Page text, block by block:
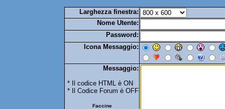
Larghezza finestra:
Nome Utente:
Password:
Icona Messaggio:
Messaggio:
* Il codice HTML è ON
* Il Codice Forum è OFF
Faccine